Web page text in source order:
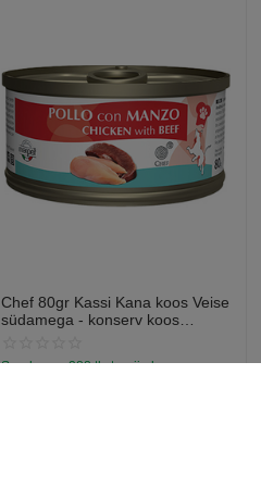
Chef 80gr Kassi Kana koos Veise
südamega - konserv koos
Saadavus: 288 tk. tarnija laos